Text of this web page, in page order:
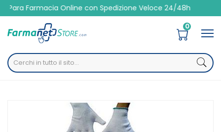
Farmacia Online con Spedizione Veloce 24/48h
0
For.me.sa Guanto Cotone Ambidx 7,5 1pa